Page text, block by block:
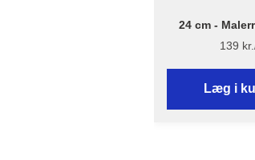
24 cm -
Quick – 139
Læg i